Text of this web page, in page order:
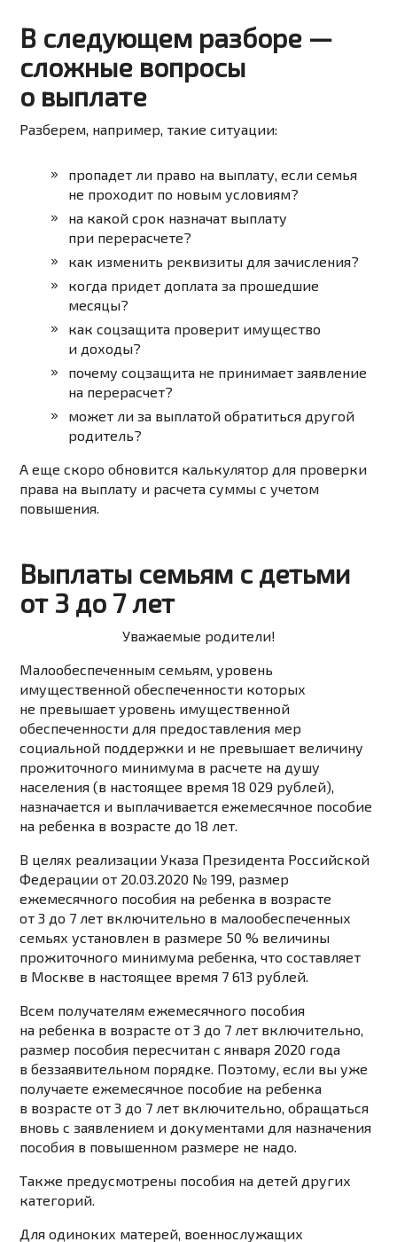
В следующем разборе —
сложные вопросы
о выплате
Разберем, например, такие ситуации:
пропадет ли право на выплату, если семья
не проходит по новым условиям?
на какой срок назначат выплату
при перерасчете?
как изменить реквизиты для зачисления?
когда придет доплата за прошедшие
месяцы?
как соцзащита проверит имущество
и доходы?
почему соцзащита не принимает заявление
на перерасчет?
может ли за выплатой обратиться другой
родитель?
А еще скоро обновится калькулятор для проверки
права на выплату и расчета суммы с учетом
повышения.
Выплаты семьям с детьми
от 3 до 7 лет
Уважаемые родители!
Малообеспеченным семьям, уровень
имущественной обеспеченности которых
не превышает уровень имущественной
обеспеченности для предоставления мер
социальной поддержки и не превышает величину
прожиточного минимума в расчете на душу
населения (в настоящее время18 029 рублей),
назначается и выплачивается ежемесячное пособие
на ребенка в возрасте до 18 лет.
В целях реализации Указа Президента Российской
Федерации от 20.03.2020 № 199, размер
ежемесячного пособия на ребенка в возрасте
от 3 до 7 лет включительно в малообеспеченных
семьях установлен в размере 50 % величины
прожиточного минимума ребенка, что составляет
в Москве в настоящее время 7 613 рублей.
Всем получателям ежемесячного пособия
на ребенка в возрасте от 3 до 7 лет включительно,
размер пособия пересчитан с января 2020 года
в беззаявительном порядке. Поэтому, если вы уже
получаете ежемесячное пособие на ребенка
в возрасте от 3 до 7 лет включительно, обращаться
вновь с заявлением и документами для назначения
пособия в повышенном размере не надо.
Также предусмотрены пособия на детей других
категорий.
Для одиноких матерей, военнослужащих